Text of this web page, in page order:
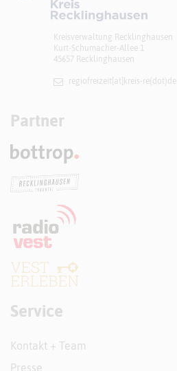
Kreisverwaltung Recklinghausen
Kurt-Schumacher-Allee 1
45657 Recklinghausen
regiofreizeit[at]​kreis-re(dot)de
Partner
Service
Kontakt + Team
Presse